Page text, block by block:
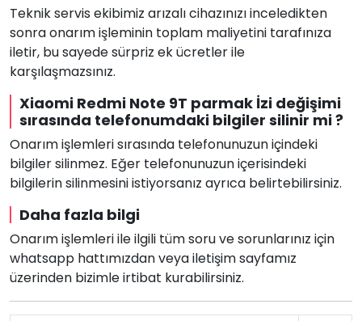
Teknik servis ekibimiz arızalı cihazınızı inceledikten
sonra onarım işleminin toplam maliyetini tarafınıza
iletir, bu sayede sürpriz ek ücretler ile
karşılaşmazsınız.
Xiaomi Redmi Note 9T parmak İzi değişimi
sırasında telefonumdaki bilgiler silinir mi ?
Onarım işlemleri sırasında telefonunuzun içindeki
bilgiler silinmez. Eğer telefonunuzun içerisindeki
bilgilerin silinmesini istiyorsanız ayrıca belirtebilirsiniz.
Daha fazla bilgi
Onarım işlemleri ile ilgili tüm soru ve sorunlarınız için
whatsapp hattımızdan veya iletişim sayfamız
üzerinden bizimle irtibat kurabilirsiniz.